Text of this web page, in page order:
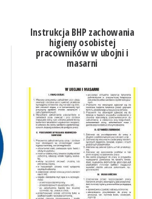
Instrukcja BHP zachowania
higieny osobistej
pracowników w ubojni i
masarni